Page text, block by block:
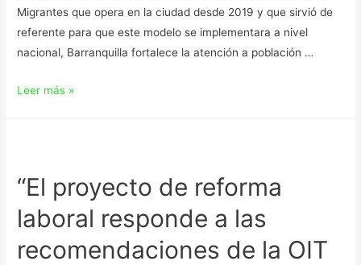
Migrantes que opera en la ciudad desde 2019 y que sirvió de
referente para que este modelo se implementara a nivel
nacional, Barranquilla fortalece la atención a población …
Leer más »
“El proyecto de reforma
laboral responde a las
recomendaciones de la OIT